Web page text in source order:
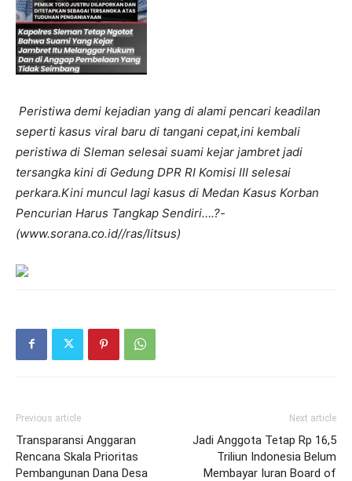
Peristiwa demi kejadian yang di alami pencari keadilan
seperti kasus viral baru di tangani cepat,ini kembali
peristiwa di Sleman selesai suami kejar jambret jadi
tersangka kini di Gedung DPR RI Komisi III selesai
perkara.Kini muncul lagi kasus di Medan Kasus Korban
Pencurian Harus Tangkap Sendiri….?-
(www.sorana.co.id//ras/litsus)
Previous article
Transparansi Anggaran
Rencana Skala Prioritas
Pembangunan Dana Desa
Next article
Jadi Anggota Tetap Rp 16,5
Triliun Indonesia Belum
Membayar Iuran Board of